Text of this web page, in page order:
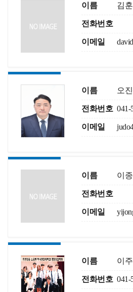
이름 김훈
전화번호
이메일
이름 오
전화번호 041-
이메일
이름 이
전화번호
이메일
이름 이
전화번호 041-